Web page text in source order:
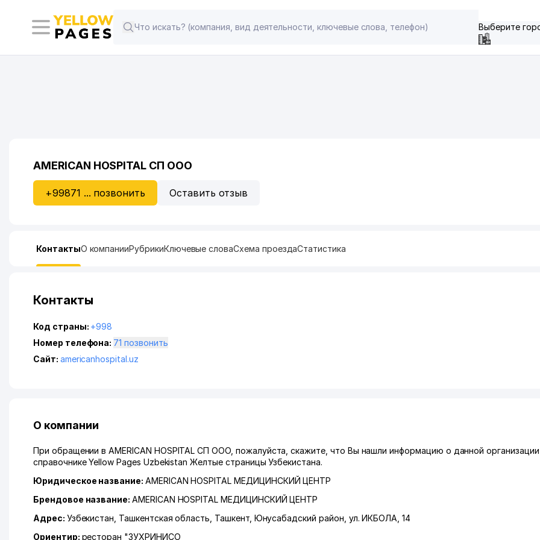
Выберите
AMERICAN HOSPITAL СП ООО
+99871 ... позвонить Оставить отзыв
КонтактыО компанииРубрикиКлючевые словаСхема проездаСтатистика
Контакты
Код страны: +998
Номер телефона:
71 позвонить
Сайт: americanhospital.uz
О компании
При обращении в AMERICAN HOSPITAL СП ООО, пожалуйста, скажите, что Вы нашли информацию о данной
справочнике Yellow Pages Uzbekistan Желтые страницы Узбекистана.
Юридическое название: AMERICAN HOSPITAL МЕДИЦИНСКИЙ ЦЕНТР
Брендовое название: AMERICAN HOSPITAL МЕДИЦИНСКИЙ ЦЕНТР
Адрес: Узбекистан, Ташкентская область Ташкент, Юнусабадский район ул. ИКБОЛА , 14
Ориентир: ресторан "ЗУХРИНИСО